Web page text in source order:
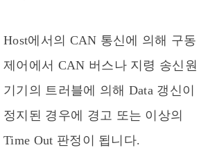
Host에서의 CAN 통신에 의해 구동
제어에서 CAN 버스나 지령 송신원
기기의 트러블에 의해 Data 갱신이
정지된 경우에 경고 또는 이상의
Time Out 판정이 됩니다.